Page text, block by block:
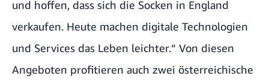
und hoffen, dass sich die Socken in England
verkaufen. Heute machen digitale Technologien
und Services das Leben leichter.“ Von diesen
Angeboten profitieren auch zwei österreichische